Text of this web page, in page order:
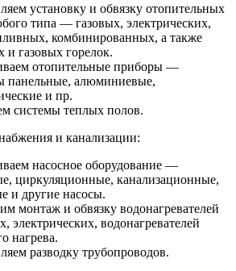
установку и обвязку отопительных
типа — газовых, электрических,
комбинированных, а также
и газовых горелок.
отопительные приборы —
панельные, алюминиевые,
и пр.
системы теплых полов.
и канализации:
насосное оборудование —
циркуляционные, канализационные,
и другие насосы.
монтаж и обвязку водонагревателей
электрических, водонагревателей
нагрева.
разводку трубопроводов.